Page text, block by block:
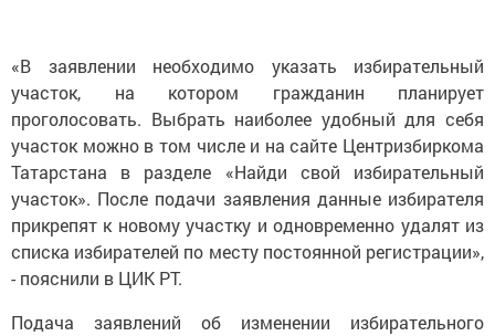
«В заявлении необходимо указать избирательный
участок, на котором гражданин планирует
проголосовать. Выбрать наиболее удобный для себя
участок можно в том числе и на сайте Центризбиркома
Татарстана в разделе «Найди свой избирательный
участок». После подачи заявления данные избирателя
прикрепят к новому участку и одновременно удалят из
списка избирателей по месту постоянной регистрации»,
- пояснили в ЦИК РТ.
Подача заявлений об изменении избирательного